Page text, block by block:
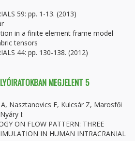
59: pp. 1-13. (2013)
in a finite element frame model
tensors
44: pp. 130-138. (2012)
MEGJELENT 5
Nasztanovics F, Kulcsár Z, Marosfői
I:
ON FLOW PATTERN: THREE
IN HUMAN INTRACRANIAL